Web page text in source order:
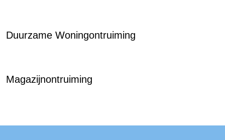
Duurzame Woningontruiming
Magazijnontruiming